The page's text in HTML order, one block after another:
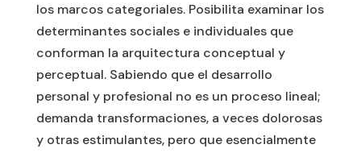
los marcos categoriales. Posibilita examinar los
determinantes sociales e individuales que
conforman la arquitectura conceptual y
perceptual. Sabiendo que el desarrollo
personal y profesional no es un proceso lineal;
demanda transformaciones, a veces dolorosas
y otras estimulantes, pero que esencialmente